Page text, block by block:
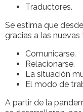
Traductores.
Se estima que
gracias a las
Comunicarse.
Relacionarse.
La situación
El modo de
A partir de la